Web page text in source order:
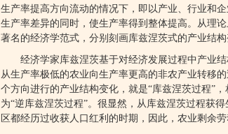
生产率提高方向流动的情况下，即以产业、行业和
生产率差异的同时，使生产率得到整体提高。从理
著名的经济学范式，分别刻画库兹涅茨式的产业结
经济学家库兹涅茨基于对经济发展过程中产业
从生产率极低的农业向生产率更高的非农产业转移
个方向进行的产业结构变化，就是“库兹涅茨过程”
为“逆库兹涅茨过程”。很显然，从库兹涅茨过程获
区都经历过收获人口红利的时期，因此，农业剩余